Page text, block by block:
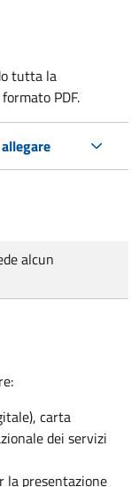
tutta la
PDF.
alcun
carta
dei servizi
la presentazione